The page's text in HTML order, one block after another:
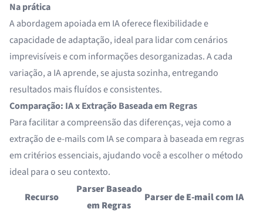
Na prática
A abordagem apoiada em IA oferece flexibilidade e
capacidade de adaptação, ideal para lidar com cenários
imprevisíveis e com informações desorganizadas. A cada
variação, a IA aprende, se ajusta sozinha, entregando
resultados mais fluídos e consistentes.
Comparação: IA x Extração Baseada em Regras
Para facilitar a compreensão das diferenças, veja como a
extração de e-mails com IA se compara à baseada em regras
em critérios essenciais, ajudando você a escolher o método
ideal para o seu contexto.
Recurso
Parser Baseado
em Regras
Parser de E-mail com IA